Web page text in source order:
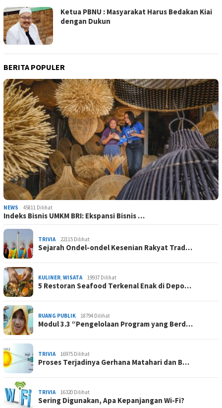
Ketua PBNU : Masyarakat Harus Bedakan Kiai
dengan Dukun
BERITA POPULER
NEWS 45811 Dilihat
Indeks Bisnis UMKM BRI: Ekspansi Bisnis …
TRIVIA 22115 Dilihat
Sejarah Ondel-ondel Kesenian Rakyat Trad…
KULINER WISATA 19937 Dilihat
5 Restoran Seafood Terkenal Enak di Depo…
RUANG PUBLIK 18794 Dilihat
Modul 3.3 “Pengelolaan Program yang Berd…
TRIVIA 16975 Dilihat
Proses Terjadinya Gerhana Matahari dan B…
TRIVIA 16320 Dilihat
Sering Digunakan, Apa Kepanjangan Wi-Fi?